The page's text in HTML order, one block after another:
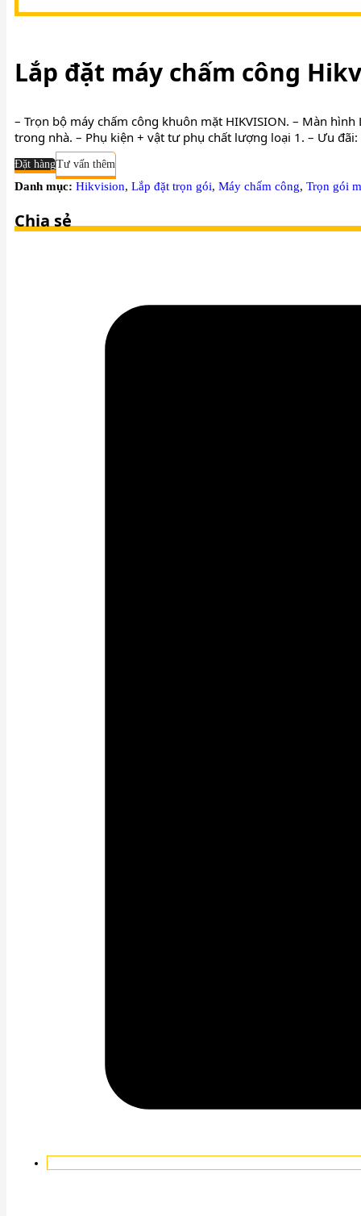
Lắp đặt máy chấm công
– Trọn bộ máy chấm công khuôn mặt HIKVISION. – Màn
trong nhà. – Phụ kiện + vật tư phụ chất lượng loại 1. – Ưu
Đặt hàngTư vấn thêm
Danh mục: Hikvision, Lắp đặt trọn gói, Máy chấm công, Trọn gói
Chia sẻ